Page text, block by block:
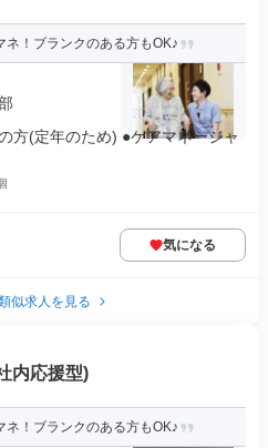
！ブランクのある方もOK♪
方(定年のため) ●ケアマネージャ
気になる
似求人を見る
内応援型)
！ブランクのある方もOK♪